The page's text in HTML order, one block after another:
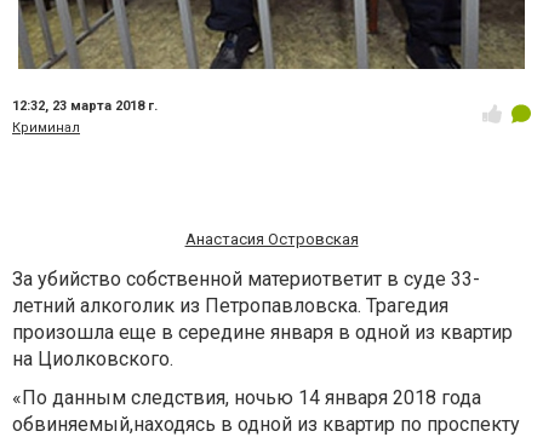
12:32, 23 марта 2018 г.
Криминал
Анастасия Островская
За убийство собственной материответит в суде 33-
летний алкоголик из Петропавловска. Трагедия
произошла еще в середине января в одной из квартир
на Циолковского.
«По данным следствия, ночью 14 января 2018 года
обвиняемый,находясь в одной из квартир по проспекту